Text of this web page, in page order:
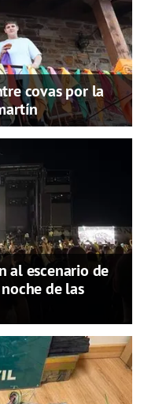
covas por la
al escenario de
de las